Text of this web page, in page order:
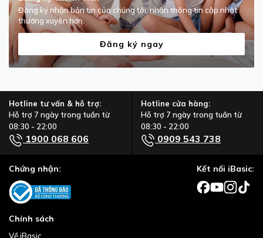
Đăng ký nhận bản tin của chúng tôi, nhận thông tin cập nhật
thường xuyên hơn.
Đăng ký ngay
Hotline tư vấn & hỗ trợ:
Hỗ trợ 7 ngày trong tuần từ
08:30 - 22:00
1900 068 606
Hotline cửa hàng:
Hỗ trợ 7 ngày trong tuần từ
08:30 - 22:00
0909 543 738
Chính sách
Về iBasic
Chứng nhận: Kết nối iBasic: